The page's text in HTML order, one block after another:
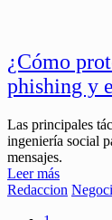
¿Cómo
phishing y
Las principales
ingeniería social
mensajes.
Leer más
Redaccion